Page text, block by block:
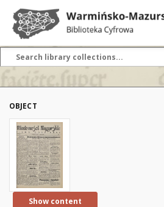
OBJECT
Show content